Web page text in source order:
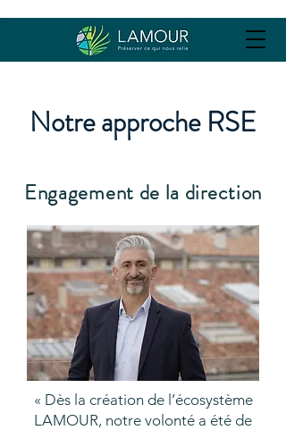
Notre approche RSE
Engagement de la direction
« Dès la création de l’écosystème
LAMOUR, notre volonté a été de